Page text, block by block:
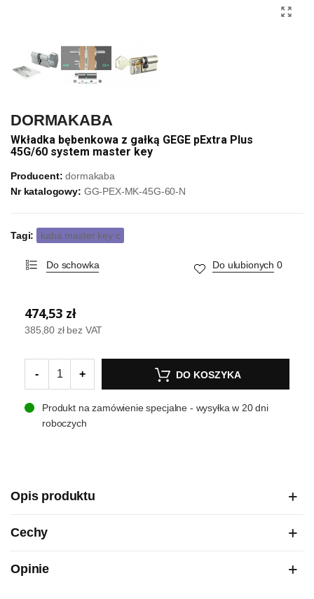
DORMAKABA
Wkładka bębenkowa z gałką GEGE pExtra Plus
45G/60 system master key
Producent: dormakaba
Nr katalogowy: GG-PEX-MK-45G-60-N
Tagi: kaba master key c
Do schowka Do ulubionych 0
474,53 zł
385,80 zł bez VAT
- + DO KOSZYKA
Produkt na zamówienie specjalne - wysyłka w 20 dni
roboczych
Opis produktu
Cechy
Opinie